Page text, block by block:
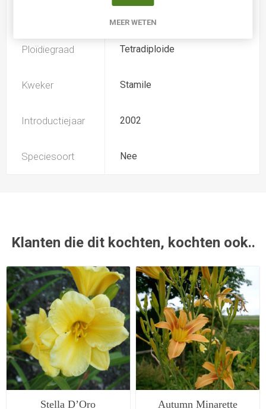
Ploïdiegraad Tetradiploide
Kweker Stamile
Introductiejaar 2002
Speciesoort Nee
Klanten die dit kochten, kochten ook..
Stella D’Oro Autumn Minarette
MEER WETEN